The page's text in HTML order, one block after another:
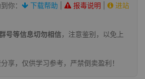
你：
下载帮助 报毒说明
进站
号等信息切勿相信，注意鉴别，以免上
享，仅供学习参考，严禁倒卖盈利！